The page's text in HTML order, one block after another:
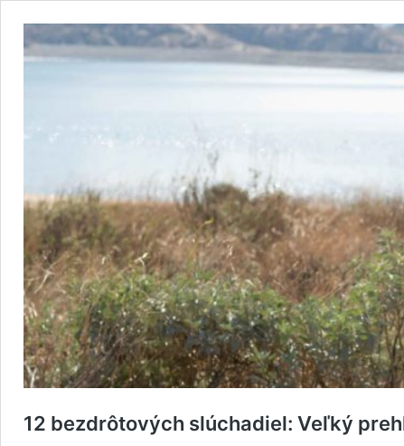
12 bezdrôtových slúchadiel: Veľký